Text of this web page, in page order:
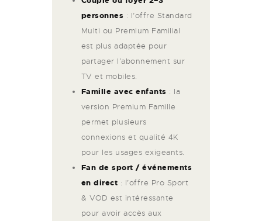
personnes : l’offre Standard
Multi ou Premium Familial
est plus adaptée pour
partager l’abonnement sur
TV et mobiles.
Famille avec enfants : la
version Premium Famille
permet plusieurs
connexions et qualité 4K
pour les usages exigeants.
Fan de sport / événements
en direct : l’offre Pro Sport
& VOD est intéressante
pour avoir accès aux